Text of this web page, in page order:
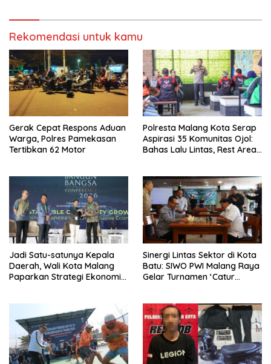
Rekomendasi untuk kamu
Gerak Cepat Respons Aduan
Warga, Polres Pamekasan
Tertibkan 62 Motor
Polresta Malang Kota Serap
Aspirasi 35 Komunitas Ojol:
Bahas Lalu Lintas, Rest Area,
Jadi Satu-satunya Kepala
Daerah, Wali Kota Malang
Paparkan Strategi Ekonomi
Sinergi Lintas Sektor di Kota
Batu: SIWO PWI Malang Raya
Gelar Turnamen ‘Catur